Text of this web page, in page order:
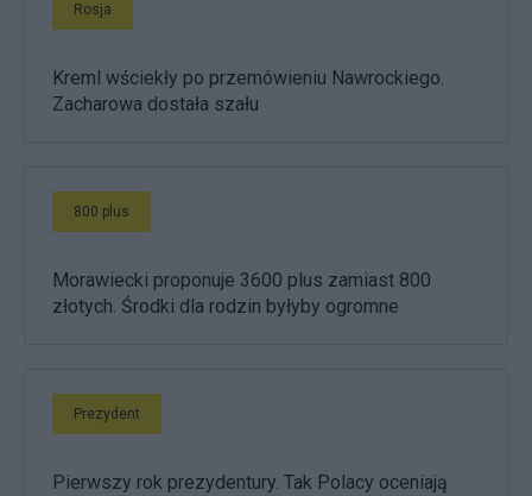
Rosja
Kreml wściekły po przemówieniu Nawrockiego.
Zacharowa dostała szału
800 plus
Morawiecki proponuje 3600 plus zamiast 800
złotych. Środki dla rodzin byłyby ogromne
Prezydent
Pierwszy rok prezydentury. Tak Polacy oceniają